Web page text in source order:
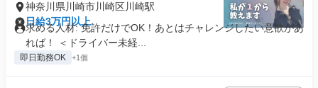
神奈川県川崎市川崎区川崎駅
日給3万円以上
求める人材: 免許だけでOK！あとはチャレンジしたい意欲があ
れば！ ＜ドライバー未経...
即日勤務OK +1個